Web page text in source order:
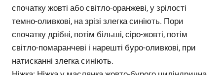
спочатку жовті або світло-оранжеві, у зрілості
темно-оливкові, на зрізі злегка синіють. Пори
спочатку дрібні, потім більші, сіро-жовті, потім
світло-помаранчеві і нарешті буро-оливкові, при
натисканні злегка синіють.